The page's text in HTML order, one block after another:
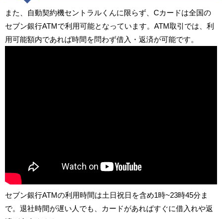
また、自動契約機セントラルくんに限らず、Cカードは全国の
セブン銀行ATMで利用可能となっています。ATM取引では、利
用可能額内であれば時間を問わず借入・返済が可能です。
セブン銀行ATMの利用時間は土日祝日を含め1時~23時45分ま
で。退社時間が遅い人でも、カードがあればすぐに借入れや返